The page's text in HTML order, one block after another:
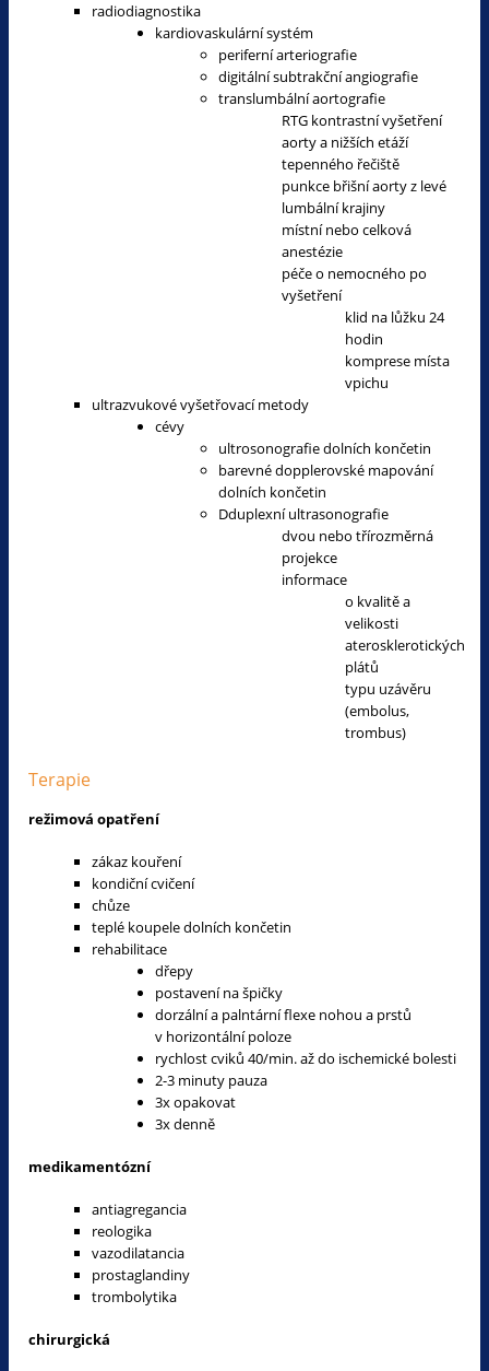
radiodiagnostika
kardiovaskulární systém
periferní arteriografie
digitální subtrakční angiografie
translumbální aortografie
RTG kontrastní vyšetření
aorty a nižších etáží
tepenného řečiště
punkce břišní aorty z levé
lumbální krajiny
místní nebo celková
anestézie
péče o nemocného po
vyšetření
klid na lůžku 24
hodin
komprese místa
vpichu
ultrazvukové vyšetřovací metody
cévy
ultrosonografie dolních končetin
barevné dopplerovské mapování
dolních končetin
Dduplexní ultrasonografie
dvou nebo třírozměrná
projekce
informace
o kvalitě a
velikosti
aterosklerotických
plátů
typu uzávěru
(embolus,
trombus)
Terapie
režimová opatření
zákaz kouření
kondiční cvičení
chůze
teplé koupele dolních končetin
rehabilitace
dřepy
postavení na špičky
dorzální a palntární flexe nohou a prstů
v horizontální poloze
rychlost cviků 40/min. až do ischemické bolesti
2-3 minuty pauza
3x opakovat
3x denně
medikamentózní
antiagregancia
reologika
vazodilatancia
prostaglandiny
trombolytika
chirurgická